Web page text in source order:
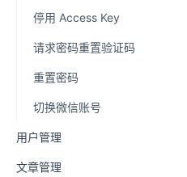
停用 Access Key
请求密码重置验证码
重置密码
切换微信账号
用户管理
文章管理